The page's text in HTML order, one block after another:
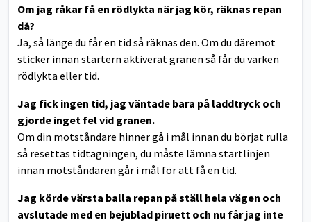
Om jag råkar få en rödlykta när jag kör, räknas repan
då?
Ja, så länge du får en tid så räknas den. Om du däremot
sticker innan startern aktiverat granen så får du varken
rödlykta eller tid.
Jag fick ingen tid, jag väntade bara på laddtryck och
gjorde inget fel vid granen.
Om din motståndare hinner gå i mål innan du börjat rulla
så resettas tidtagningen, du måste lämna startlinjen
innan motståndaren går i mål för att få en tid.
Jag körde värsta balla repan på ställ hela vägen och
avslutade med en bejublad piruett och nu får jag inte